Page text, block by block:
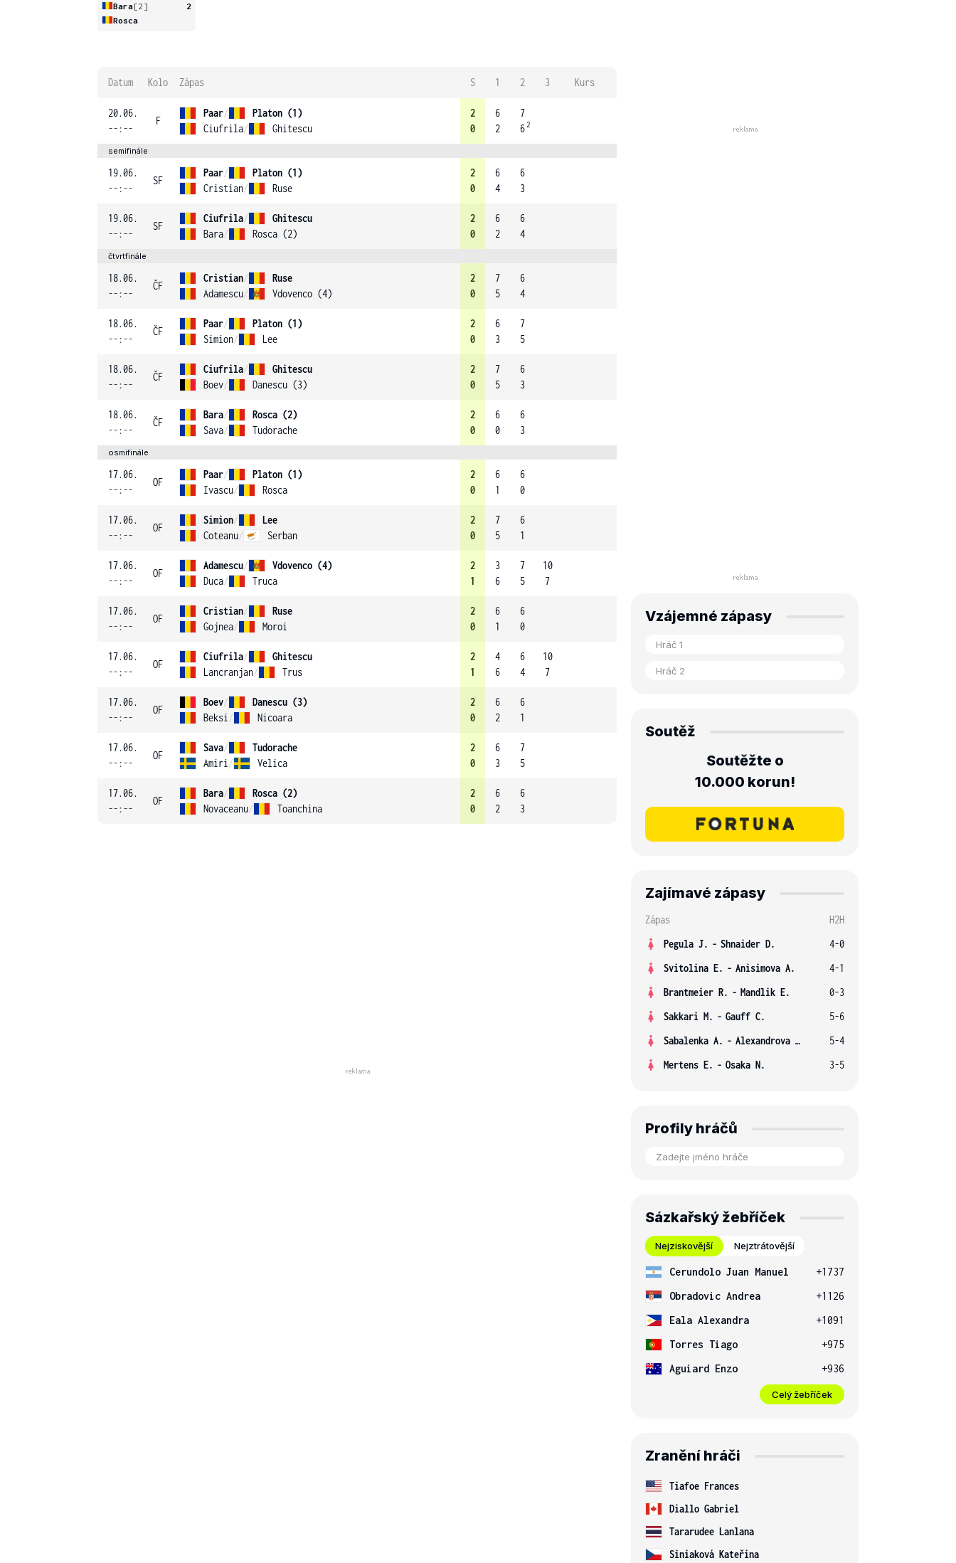
Bara[2]
2
Rosca
Datum Kolo Zápas S 1 2 3 Kurs
20.06.
--:--
F
Paar/
Platon (1)
Ciufrila/ Ghitescu
2
0
6
2
7
62
semifinále
19.06.
--:--
SF
Paar/
Platon (1)
Cristian/ Ruse
2
0
6
4
6
3
19.06.
--:--
SF
Ciufrila/
Ghitescu
Bara/ Rosca (2)
2
0
6
2
6
4
čtvrtfinále
18.06.
--:--
ČF
Cristian/
Ruse
Adamescu/ Vdovenco (4)
2
0
7
5
6
4
18.06.
--:--
ČF
Paar/
Platon (1)
Simion/ Lee
2
0
6
3
7
5
18.06.
--:--
ČF
Ciufrila/
Ghitescu
Boev/ Danescu (3)
2
0
7
5
6
3
18.06.
--:--
ČF
Bara/
Rosca (2)
Sava/ Tudorache
2
0
6
0
6
3
osmifinále
17.06.
--:--
OF
Paar/
Platon (1)
Ivascu/ Rosca
2
0
6
1
6
0
17.06.
--:--
OF
Simion/
Lee
Coteanu/ Serban
2
0
7
5
6
1
17.06.
--:--
OF
Adamescu/
Vdovenco (4)
Duca/ Truca
2
1
3
6
7
5
10
7
17.06.
--:--
OF
Cristian/
Ruse
Gojnea/ Moroi
2
0
6
1
6
0
17.06.
--:--
OF
Ciufrila/
Ghitescu
Lancranjan/ Trus
2
1
4
6
6
4
10
7
17.06.
--:--
OF
Boev/
Danescu (3)
Beksi / Nicoara
2
0
6
2
6
1
17.06.
--:--
OF
Sava/
Tudorache
Amiri / Velica
2
0
6
3
7
5
17.06.
--:--
OF
Bara/
Rosca (2)
Novaceanu/ Toanchina
2
0
6
2
6
3
Vzájemné zápasy
Soutěž
Soutěžte o
10.000 korun!
Zajímavé zápasy
Zápas
H2H
Pegula J. - Shnaider D.
4-0
Svitolina E. - Anisimova A.
4-1
Brantmeier R. - Mandlik E.
0-3
Sakkari M. - Gauff C.
5-6
Sabalenka A. - Alexandrova E.
5-4
Mertens E. - Osaka N. 3-5
Profily hráčů
Sázkařský žebříček
Nejziskovější Nejztrátovější
Cerundolo Juan Manuel
+1737
Obradovic Andrea
+1126
Eala Alexandra
+1091
Torres Tiago
+975
Aguiard Enzo
+936
Celý žebříček
Zranění hráči
Tiafoe Frances
Diallo Gabriel
Tararudee Lanlana
Siniaková Kateřina